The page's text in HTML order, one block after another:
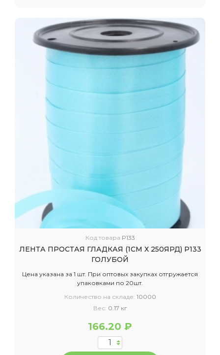
Код товара P133
ЛЕНТА ПРОСТАЯ ГЛАДКАЯ (1СМ Х 250ЯРД) P133
ГОЛУБОЙ
Цена указана за 1 шт. При оптовых закупках отгружается
упаковками по 20шт.
Количество на складе: 10000
Вес: 0.17 кг
166.20 ₽